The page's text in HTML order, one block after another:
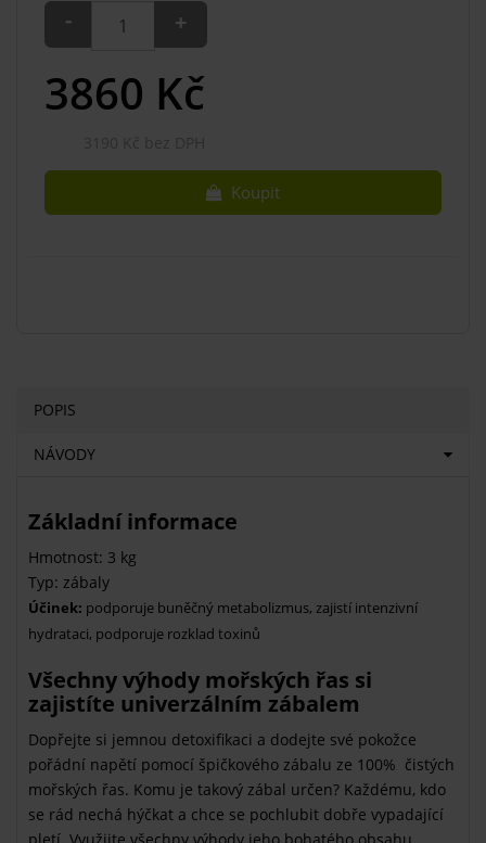
- +
3860 Kč
Koupit
POPIS
NÁVODY
Základní informace
Hmotnost: 3 kg
Typ: zábaly
Účinek: podporuje buněčný metabolizmus, zajistí intenzivní
hydrataci, podporuje rozklad toxinů
Všechny výhody mořských řas si
zajistíte univerzálním zábalem
Dopřejte si jemnou detoxifikaci a dodejte své pokožce
pořádní napětí pomocí špičkového zábalu ze 100% čistých
mořských řas. Komu je takový zábal určen? Každému, kdo
se rád nechá hýčkat a chce se pochlubit dobře vypadající